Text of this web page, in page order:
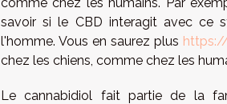
savoir si le CBD interagit avec ce
l'homme. Vous en saurez plus
chez les chiens, comme chez les
Le cannabidiol fait partie de la